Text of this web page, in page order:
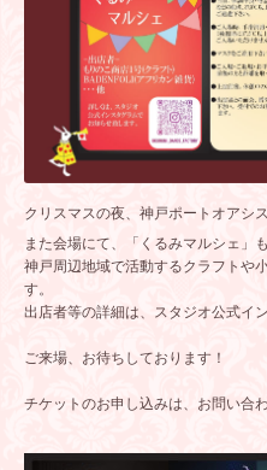
クリスマスの夜、神戸ポートオアシ
また会場にて、「くるみマルシェ」
神戸周辺地域で活動するクラフトや
す。
出店者等の詳細は、スタジオ公式イ
ご来場、お待ちしております！
チケットのお申し込みは、 お問い合